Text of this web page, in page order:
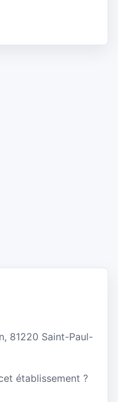
81220 Saint-Paul-
établissement ?